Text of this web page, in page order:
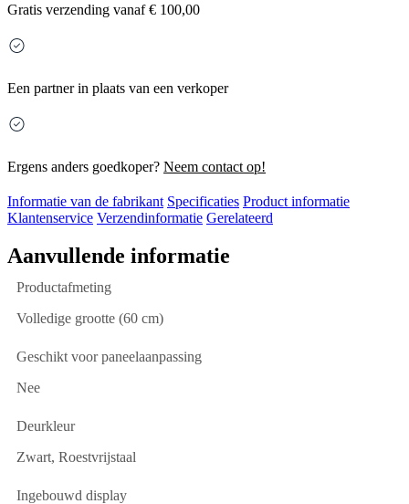
Gratis verzending vanaf € 100,00
Een partner in plaats van een verkoper
Ergens anders goedkoper? Neem contact op!
Informatie van de fabrikant Specificaties Product informatie
Klantenservice Verzendinformatie Gerelateerd
Aanvullende informatie
Productafmeting
Volledige grootte (60 cm)
Geschikt voor paneelaanpassing
Nee
Deurkleur
Zwart, Roestvrijstaal
Ingebouwd display